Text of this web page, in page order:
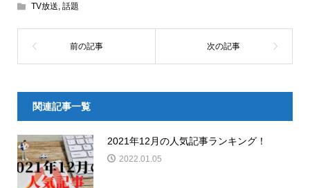
TV放送, 話題
関連記事一覧
2021年12月の人気記事ランキング！
2022.01.05